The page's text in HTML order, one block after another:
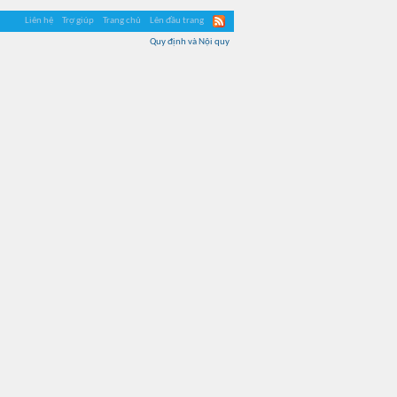
Liên hệ Trợ giúp Trang chủ Lên đầu trang
Quy định và Nội quy